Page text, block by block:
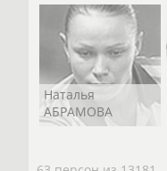
Наталья
АБРАМОВА